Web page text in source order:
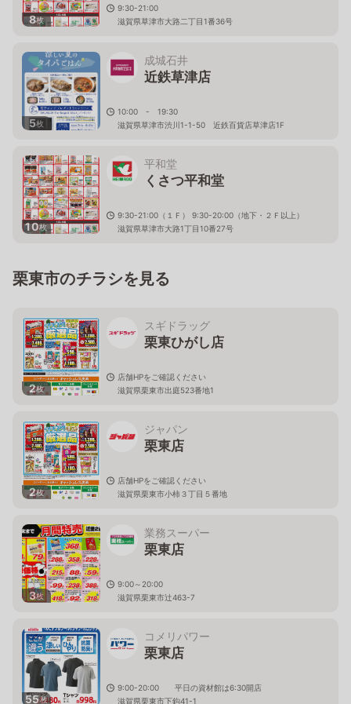
8枚
9:30-21:00
滋賀県草津市大路二丁目1番36号
5枚
成城石井
近鉄草津店
10:00 - 19:30
滋賀県草津市渋川1-1-50 近鉄百貨店草津店1F
10枚
平和堂
くさつ平和堂
9:30-21:00（１Ｆ） 9:30-20:00（地下・２Ｆ以上）
滋賀県草津市大路1丁目10番27号
栗東市のチラシを見る
2枚
スギドラッグ
栗東ひがし店
店舗HPをご確認ください
滋賀県栗東市出庭523番地1
2枚
ジャパン
栗東店
店舗HPをご確認ください
滋賀県栗東市小柿３丁目５番地
3枚
業務スーパー
栗東店
9:00～20:00
滋賀県栗東市辻463-7
55枚
コメリパワー
栗東店
9:00-20:00 平日の資材館は6:30開店
滋賀県栗東市下鈎41-1